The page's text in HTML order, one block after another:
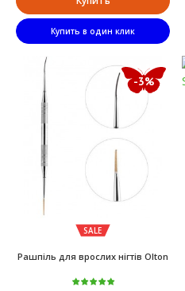
Купить в один клик
-3%
SALE
Рашпіль для врослих нігтів Olton